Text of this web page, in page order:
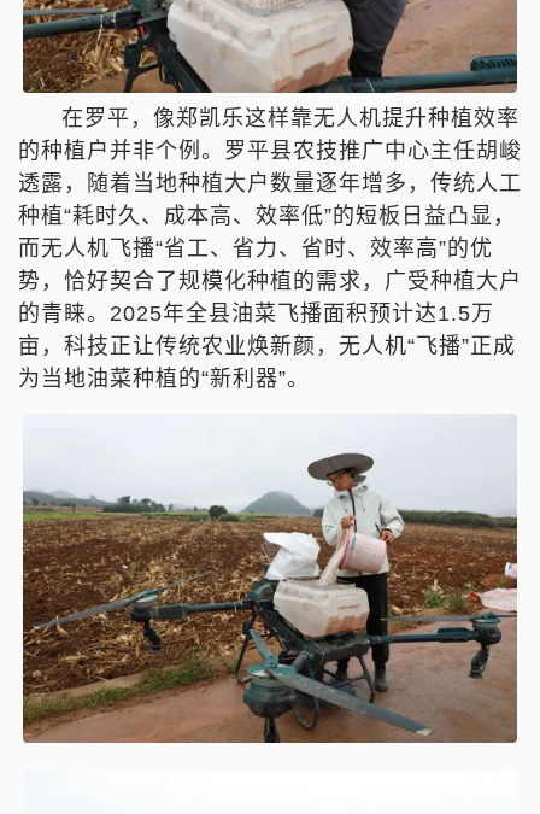
在罗平，像郑凯乐这样靠无人机提升种植效率
的种植户并非个例。罗平县农技推广中心主任胡峻
透露，随着当地种植大户数量逐年增多，传统人工
种植“耗时久、成本高、效率低”的短板日益凸显，
而无人机飞播“省工、省力、省时、效率高”的优
势，恰好契合了规模化种植的需求，广受种植大户
的青睐。2025年全县油菜飞播面积预计达1.5万
亩，科技正让传统农业焕新颜，无人机“飞播”正成
为当地油菜种植的“新利器”。